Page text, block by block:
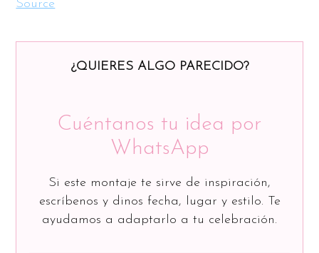
Source
¿QUIERES ALGO PARECIDO?
Cuéntanos tu idea por
WhatsApp
Si este montaje te sirve de inspiración,
escríbenos y dinos fecha, lugar y estilo. Te
ayudamos a adaptarlo a tu celebración.